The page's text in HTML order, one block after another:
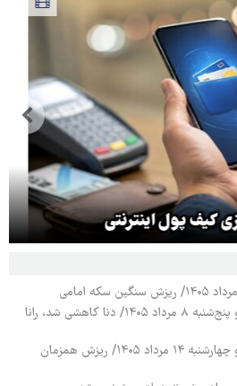
می‌دهم با ایرانی‌ها به توافق
برسم
قیمت محصولات ایران خودرو پنج‌شنبه ۸ مرداد ۱۴۰۵/ دنا کاهشی شد، رانا
قیمت محصولات ایران خودرو چهارشنبه ۱۴ مرداد ۱۴۰۵/ ریزش همزمان